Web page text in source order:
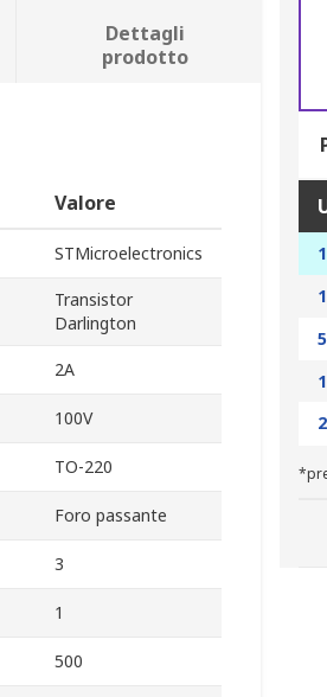
Dettagli
prodotto
Valore
STMicroelectronics
Transistor
Darlington
2A
100V
TO-220
Foro passante
3
1
500